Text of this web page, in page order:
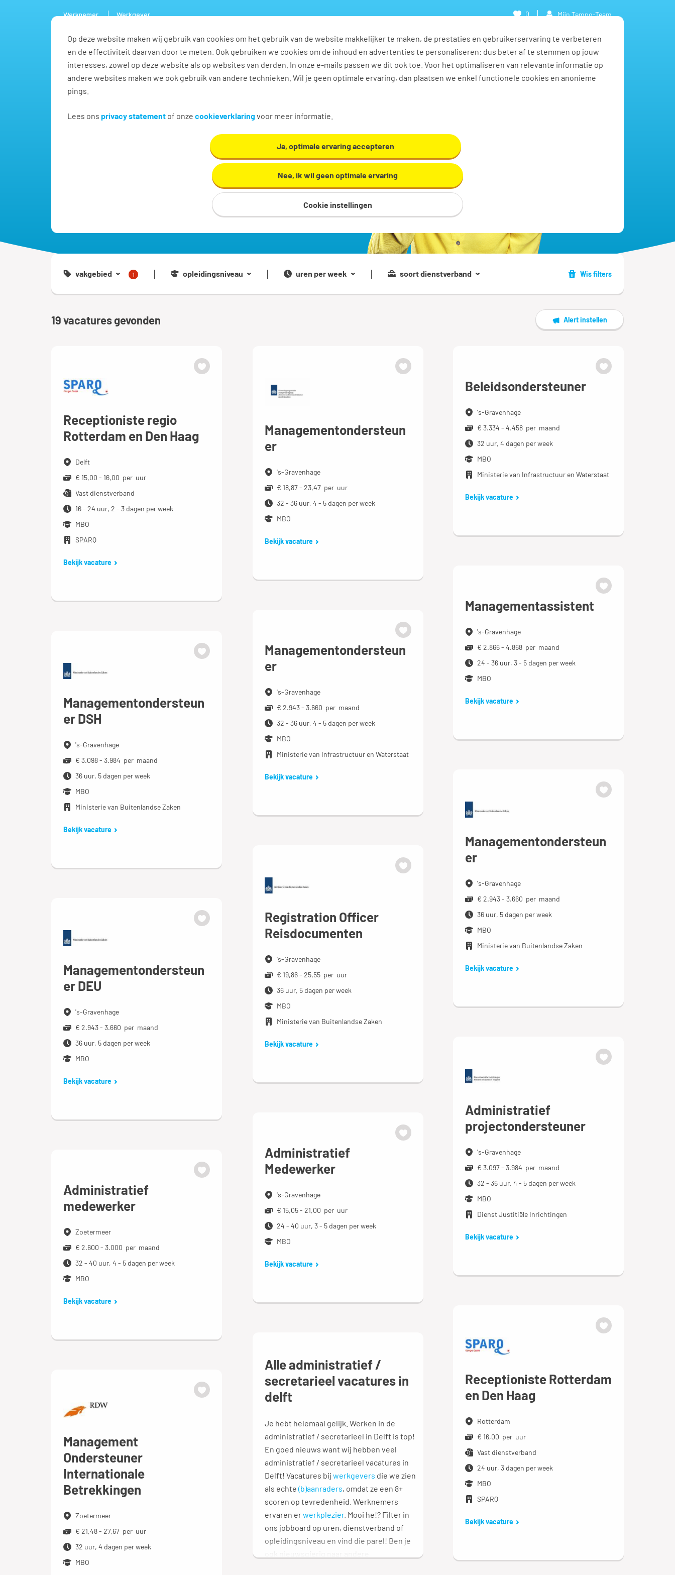
Op deze website maken wij gebruik van cookies om het gebruik van de website makkelijker te maken, de prestaties en gebruikerservaring te verbeteren
en de effectiviteit daarvan door te meten. Ook gebruiken we cookies om de inhoud en advertenties te personaliseren: dus beter af te stemmen op jouw
interesses, zowel op deze website als op websites van derden. In onze e-mails passen we dit ook toe. Voor het optimaliseren van relevante informatie op
andere websites maken we ook gebruik van andere technieken. Wil je geen optimale ervaring, dan plaatsen we enkel functionele cookies en anonieme
pings.
Lees ons privacy statement of onze cookieverklaringvoor meer informatie.
Ja, optimale ervaring accepteren
Nee, ik wil geen optimale ervaring
Cookie instellingen
Werknemer Werkgever
Vacatures Ontwikkel jezelf Werkplezier Contact
0 Mijn Tempo-Team
Administratief / secretarieel vacatures in Delft
Vind hier dé perfecte vacature voor Administratief / secretarieel. Oh en... we helpen je graag een
vakgebied 1 opleidingsniveau uren per week soort dienstverband Wis filters
19vacatures gevonden Alert instellen
Receptioniste regio
Rotterdam en Den Haag
Delft
€ 15,00 - 16,00 per uur
Vast dienstverband
16 - 24 uur, 2 - 3 dagen per week
MBO
SPARQ
Bekijk vacature
Managementondersteun
er
's-Gravenhage
€ 18,87 - 23,47 per uur
32 - 36 uur, 4 - 5 dagen per week
MBO
Bekijk vacature
Beleidsondersteuner
's-Gravenhage
€ 3.334 - 4.458 per maand
32 uur, 4 dagen per week
MBO
Ministerie van Infrastructuur en Waterstaat
Bekijk vacature
Managementassistent
's-Gravenhage
€ 2.866 - 4.868 per maand
24 - 36 uur, 3 - 5 dagen per week
MBO
Bekijk vacature
Managementondersteun
er
's-Gravenhage
€ 2.943 - 3.660 per maand
32 - 36 uur, 4 - 5 dagen per week
MBO
Ministerie van Infrastructuur en Waterstaat
Bekijk vacature
Managementondersteun
er DSH
's-Gravenhage
€ 3.098 - 3.984 per maand
36 uur, 5 dagen per week
MBO
Ministerie van Buitenlandse Zaken
Bekijk vacature
Managementondersteun
er
's-Gravenhage
€ 2.943 - 3.660 per maand
36 uur, 5 dagen per week
MBO
Ministerie van Buitenlandse Zaken
Bekijk vacature
Registration Officer
Reisdocumenten
's-Gravenhage
€ 19,86 - 25,55 per uur
36 uur, 5 dagen per week
MBO
Ministerie van Buitenlandse Zaken
Bekijk vacature
Managementondersteun
er DEU
's-Gravenhage
€ 2.943 - 3.660 per maand
36 uur, 5 dagen per week
MBO
Bekijk vacature
Administratief
projectondersteuner
's-Gravenhage
€ 3.097 - 3.984 per maand
32 - 36 uur, 4 - 5 dagen per week
MBO
Dienst Justitiële Inrichtingen
Bekijk vacature
Administratief
Medewerker
's-Gravenhage
€ 15,05 - 21,00 per uur
24 - 40 uur, 3 - 5 dagen per week
MBO
Bekijk vacature
Administratief
medewerker
Zoetermeer
€ 2.600 - 3.000 per maand
32 - 40 uur, 4 - 5 dagen per week
MBO
Bekijk vacature
Receptioniste Rotterdam
en Den Haag
Rotterdam
€ 16,00 per uur
Vast dienstverband
24 uur, 3 dagen per week
MBO
SPARQ
Bekijk vacature
Alle administratief /
secretarieel vacatures in
delft
Je hebt helemaal gelijk. Werken in de
administratief / secretarieel in Delft is top!
En goed nieuws want wij hebben veel
administratief / secretarieel vacatures in
Delft! Vacatures bijwerkgevers die we zien
als echte(b)aanraders, omdat ze een 8+
scoren op tevredenheid. Werknemers
ervaren erwerkplezier. Mooi he!? Filter in
ons jobboard op uren, dienstverband of
opleidingsniveau en vind die parel! Ben je
Management
Ondersteuner
Internationale
Betrekkingen
Zoetermeer
€ 21,48 - 27,67 per uur
32 uur, 4 dagen per week
MBO